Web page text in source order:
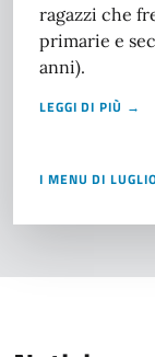
ragazzi che
primarie e
anni).
LEGGI DI PIÙ →
I MENU DI